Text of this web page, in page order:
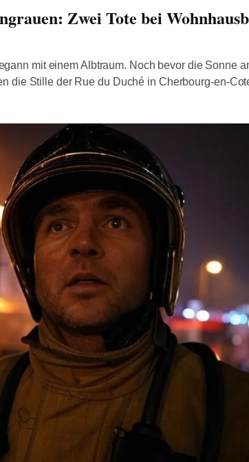
Zwei Tote bei
mit einem Albtraum. Noch bevor die Sonne
die Stille der Rue du Duché in Cherbourg-en-